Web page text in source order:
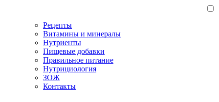
Рецепты
Витамины и минералы
Нутриенты
Пищевые добавки
Правильное питание
Нутрициология
ЗОЖ
Контакты